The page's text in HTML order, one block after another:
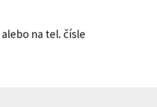
alebo na tel. čísle